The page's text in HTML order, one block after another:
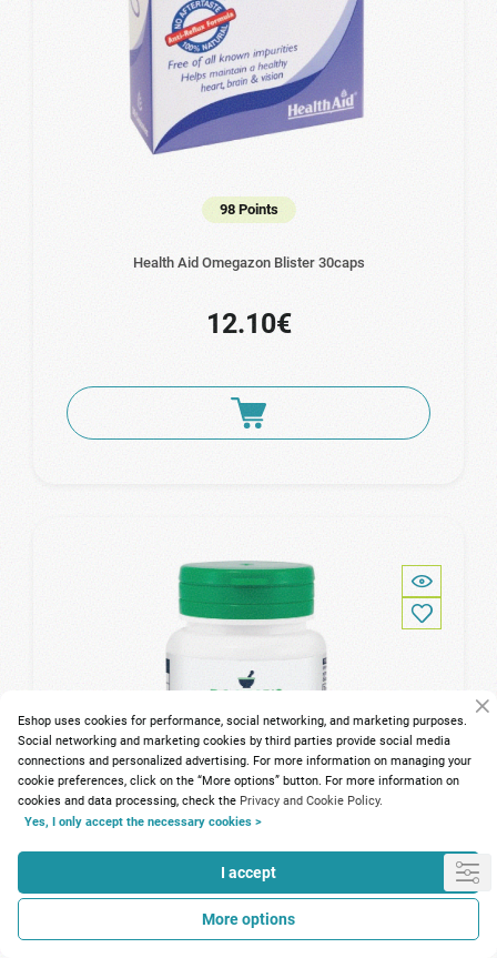
98 Points
Health Aid Omegazon Blister 30caps
12.10€
88 Points
Eshop uses cookies for performance, social networking, and marketing purposes.
Social networking and marketing cookies by third parties provide social media
connections and personalized advertising. For more information on managing your
cookie preferences, click on the “More options” button. For more information on
cookies and data processing, check the Privacy and Cookie Policy.
Yes, I only accept the necessary cookies >
I accept
More options